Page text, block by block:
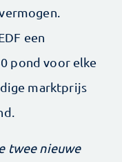
een
pond voor elke
marktprijs
twee nieuwe